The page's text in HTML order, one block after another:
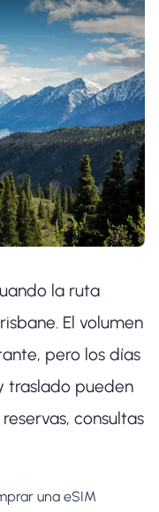
la ruta
El volumen
pero los días
traslado pueden
consultas
una eSIM